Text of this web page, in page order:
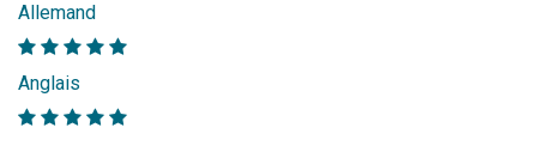
Allemand
Anglais